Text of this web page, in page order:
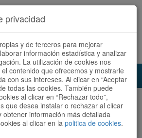
ahora Español | Català
Ordenar por:Más recientes
privacidad
y de terceros para mejorar
información estadística y analizar
La utilización de cookies nos
contenido que ofrecemos y mostrarle
con sus intereses. Al clicar en “Aceptar
todas las cookies. También puede
al clicar en “Rechazar todo”,
que desea instalar o rechazar al clicar
obtener información más detallada
al clicar en la politica de cookies.